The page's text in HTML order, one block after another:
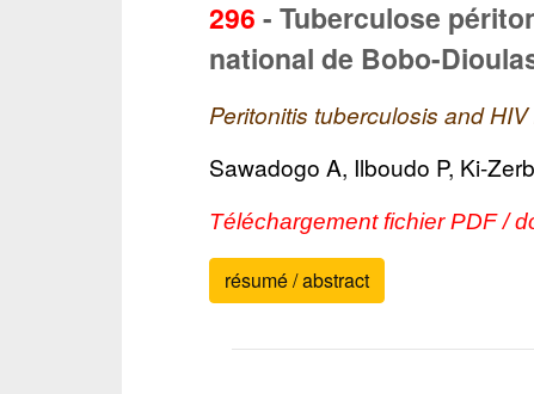
296 -Tuberculose
national de Bobo-
Peritonitis tuberculosis and
Sawadogo A, Ilboudo P, Ki-
Téléchargement fichier PDF /
résumé / abstract